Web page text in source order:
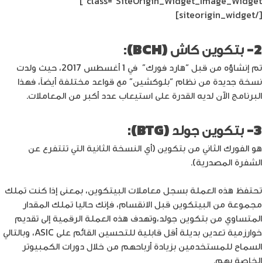
[/siteorigin_widget]
2- بتكوين كاش (BCH) :
تم إنشاؤه من قبل “هارد فورك” في 1 أغسطس 2017، حيث ولدت
نسخة جديدة من نظام “بلوكشين” مع قواعد مختلفة أيضاً، فهذا
البرنامج الآن لديه القدرة على استيعاب عدد أكبر من المعاملات.
3- بتكوين جولد (BTG):
هو الفورك الثاني من بتكوين (أي النسخة الثانية التي تتتفرع عن
الشفرة المصدرية).
تحتفظ هذه العملة بسجل معاملات البيتكوين، بمعنى إذا كنت تملك
مجموعة من البيتكوين قبل الانقسام، فإنك حاليا تملك المقدار
المتساوي من بتكوين جولد،وتهدف هذه العملة الرقمية إلى تقديم
خوارزمية تعدين بديلة أقل قابلية للتحسين القائم على ASIC، وبالتالي
السماح للمستخدمين بزيادة أرباحهم من خلال دورات الكمبيوتر
الخاصة بهم.